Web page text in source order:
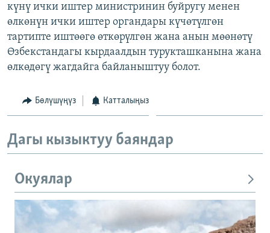
күнү ички иштер министринин буйругу менен
өлкөнүн ички иштер органдары күчөтүлгөн
тартипте иштөөгө өткөрүлгөн жана анын мөөнөтү
Өзбекстандагы кырдаалдын турукташканына жана
өлкөдөгү жагдайга байланыштуу болот.
Бөлүшүңүз Катталыңыз
Дагы кызыктуу баяндар
Окуялар